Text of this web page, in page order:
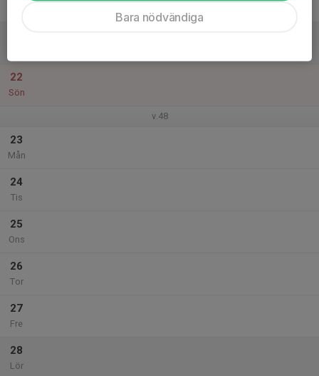
22
Sön
v.48
23
Mån
24
Tis
25
Ons
26
Tor
27
Fre
28
Lör
Bara nödvändiga